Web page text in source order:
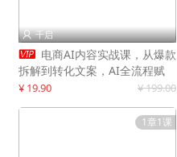
 千启
 电商AI内容实战课，从爆款
拆解到转化文案，AI全流程赋
能，解放人力，单月节省内容成
¥ 19.90 ¥ 199.00
1章1课